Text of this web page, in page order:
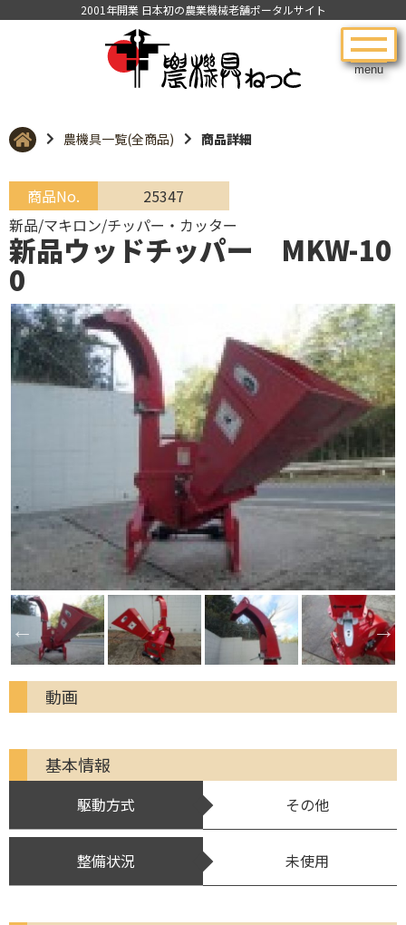
menu
2001年開業 日本初の農業機械老舗ポータルサイト
農機具一覧(全商品) 商品詳細
商品No.
25347
新品/マキロン/チッパー・カッター
新品ウッドチッパー MKW-10
0
動画
基本情報
駆動方式 その他
整備状況 未使用